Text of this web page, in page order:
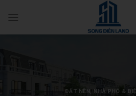
qua
ĐẤT NỀN, NHÀ PHỐ &